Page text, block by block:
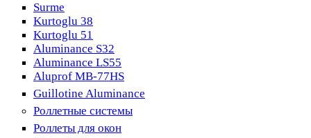
Surme
Kurtoglu 38
Kurtoglu 51
Aluminance S32
Aluminance LS55
Aluprof MB-77HS
Guillotine Aluminance
Роллетные системы
Роллеты для окон